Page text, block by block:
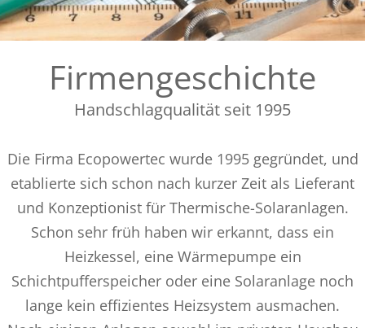
Firmengeschichte
Handschlagqualität seit 1995
Die Firma Ecopowertec wurde 1995 gegründet, und
etablierte sich schon nach kurzer Zeit als Lieferant
und Konzeptionist für Thermische-Solaranlagen.
Schon sehr früh haben wir erkannt, dass ein
Heizkessel, eine Wärmepumpe ein
Schichtpufferspeicher oder eine Solaranlage noch
lange kein effizientes Heizsystem ausmachen.